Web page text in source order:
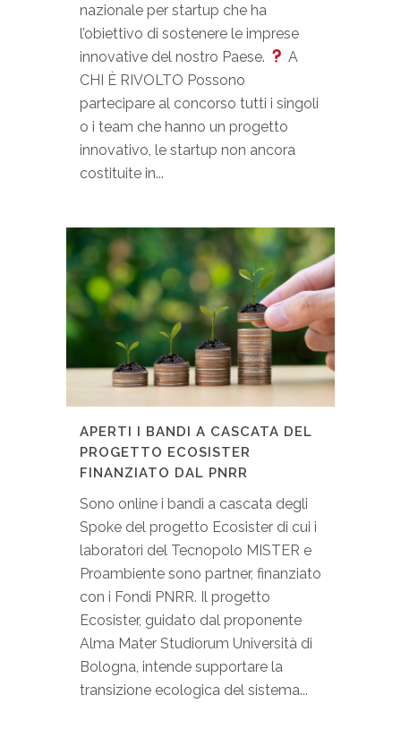
nazionale per startup che ha
l’obiettivo di sostenere le imprese
innovative del nostro Paese.
A
CHI È RIVOLTO Possono
partecipare al concorso tutti i singoli
o i team che hanno un progetto
innovativo, le startup non ancora
costituite in...
APERTI I BANDI A CASCATA DEL
PROGETTO ECOSISTER
FINANZIATO DAL PNRR
Sono online i bandi a cascata degli
Spoke del progetto Ecosister di cui i
laboratori del Tecnopolo MISTER e
Proambiente sono partner, finanziato
con i Fondi PNRR. Il progetto
Ecosister, guidato dal proponente
Alma Mater Studiorum Università di
Bologna, intende supportare la
transizione ecologica del sistema...